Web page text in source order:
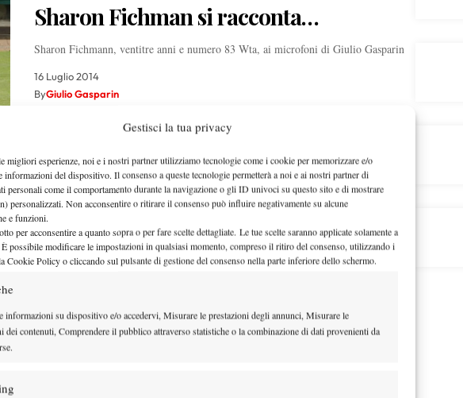
Gestisci la tua privacy
migliori esperienze, noi e i nostri partner utilizziamo tecnologie come i cookie per memorizzare e/o
informazioni del dispositivo. Il consenso a queste tecnologie permetterà a noi e ai nostri partner di
personali come il comportamento durante la navigazione o gli ID univoci su questo sito e di mostrare
personalizzati. Non acconsentire o ritirare il consenso può influire negativamente su alcune
e funzioni.
per acconsentire a quanto sopra o per fare scelte dettagliate. Le tue scelte saranno applicate solamente a
possibile modificare le impostazioni in qualsiasi momento, compreso il ritiro del consenso, utilizzando i
Cookie Policy o cliccando sul pulsante di gestione del consenso nella parte inferiore dello schermo.
informazioni su dispositivo e/o accedervi, Misurare le prestazioni degli annunci, Misurare le
dei contenuti, Comprendere il pubblico attraverso statistiche o la combinazione di dati provenienti da
Sharon Fichman si racconta…
Sharon Fichmann, ventitre anni e numero 83 Wta, ai microfoni di Giulio Gasparin
16 Luglio 2014
ByGiulio Gasparin
Diario di Bordo da Nottingham
Il primo diario di bordo da Nottingham del nostro inviato Giulio Gasparin. Inizia
la…